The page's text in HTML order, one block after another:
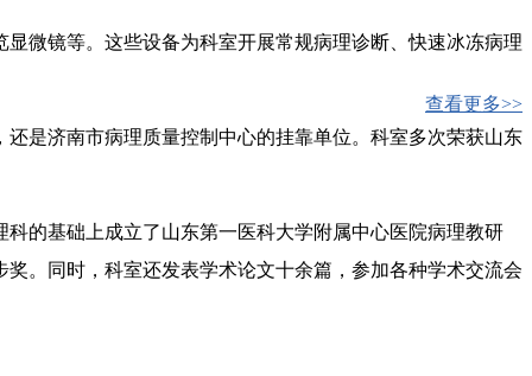
微镜等。这些设备为科室开展常规病理诊断、快速冰冻病理
是济南市病理质量控制中心的挂靠单位。科室多次荣获山东
的基础上成立了山东第一医科大学附属中心医院病理教研
。同时，科室还发表学术论文十余篇，参加各种学术交流会
查看更多>>